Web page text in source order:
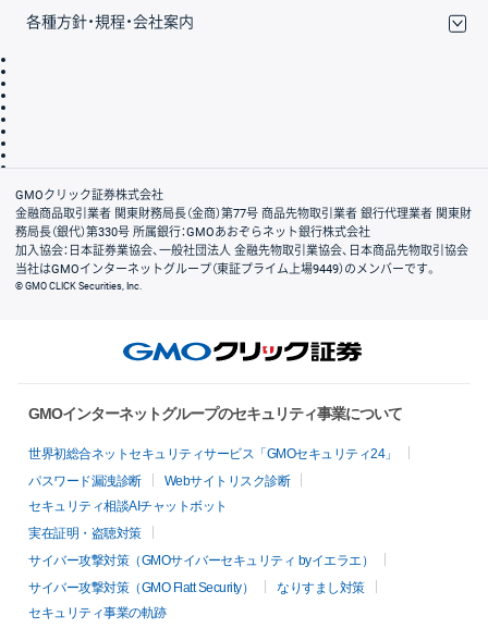
各種方針・規程・会社案内
会社案内
GMOクリック証券株式会社
金融商品取引業者 関東財務局長（金商）第77号 商品先物取引業者 銀行代理業者 関東財
務局長（銀代）第330号 所属銀行：GMOあおぞらネット銀行株式会社
加入協会：日本証券業協会、一般社団法人 金融先物取引業協会、日本商品先物取引協会
当社はGMOインターネットグループ（東証プライム上場9449）のメンバーです。
© GMO CLICK Securities, Inc.
GMOインターネットグループのセキュリティ事業について
世界初総合ネットセキュリティサービス「GMOセキュリティ24」
パスワード漏洩診断
Webサイトリスク診断
セキュリティ相談AIチャットボット
実在証明・盗聴対策
サイバー攻撃対策（GMOサイバーセキュリティ byイエラエ）
サイバー攻撃対策（GMO Flatt Security）
なりすまし対策
セキュリティ事業の軌跡